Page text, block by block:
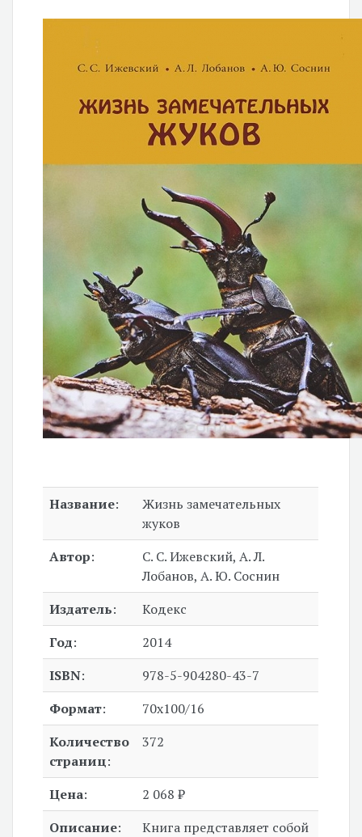
Название:
Жизнь замечательных
жуков
Автор:
С. С. Ижевский, А. Л.
Лобанов, А. Ю. Соснин
Издатель:
Кодекс
Год:
2014
ISBN:
978-5-904280-43-7
Формат:
70x100/16
Количество
страниц:
372
Цена:
2 068 ₽
Описание:
Книга представляет собой